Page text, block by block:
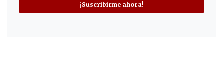
¡Suscribirme ahora!